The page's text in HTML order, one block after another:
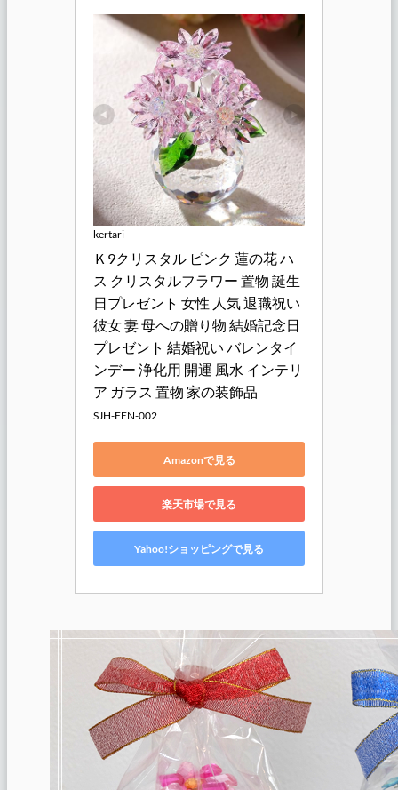
kertari
Ｋ9クリスタル ピンク 蓮の花 ハ
ス クリスタルフラワー 置物 誕生
日プレゼント 女性 人気 退職祝い
彼女 妻 母への贈り物 結婚記念日
プレゼント 結婚祝い バレンタイ
ンデー 浄化用 開運 風水 インテリ
ア ガラス 置物 家の装飾品
SJH-FEN-002
Amazonで見る
楽天市場で見る
Yahoo!ショッピングで見る